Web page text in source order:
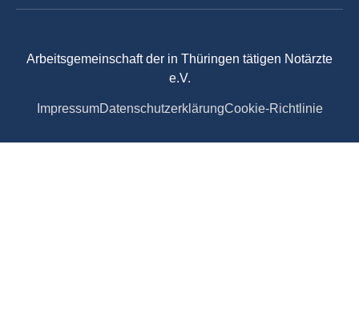
Arbeitsgemeinschaft der in Thüringen tätigen Notärzte
e.V.
ImpressumDatenschutzerklärungCookie-Richtlinie